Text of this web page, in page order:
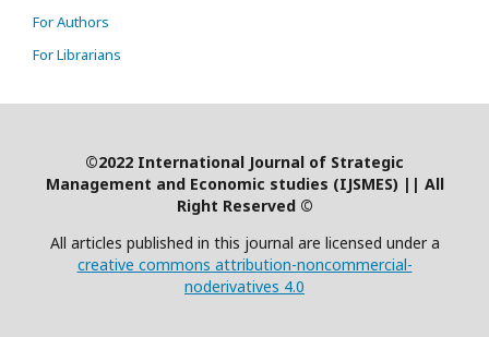
For Authors
For Librarians
©2022 International Journal of Strategic
Management and Economic studies (IJSMES) | | All
Right Reserved ©
All articles published in this journal are licensed under a
creative commons attribution-noncommercial-
noderivatives 4.0